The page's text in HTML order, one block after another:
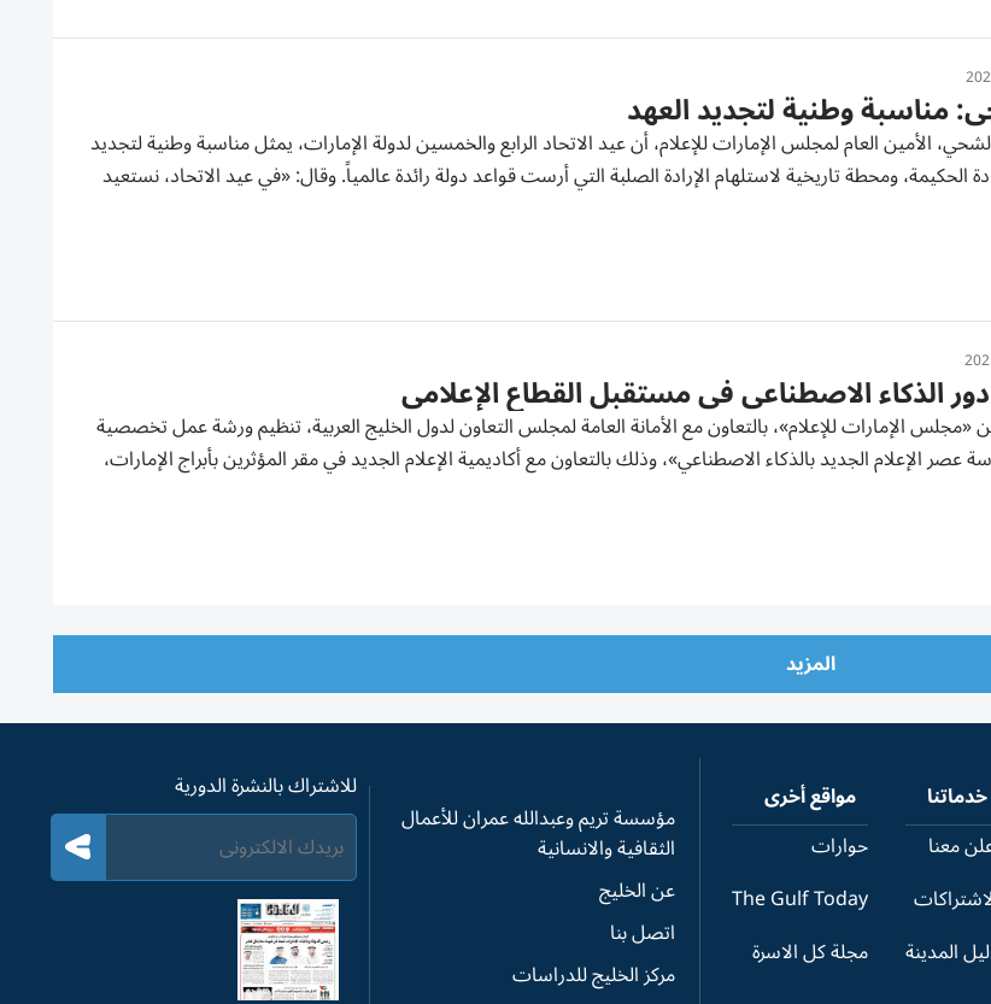
مناسبة وطنية لتجديد العهد
الأمين العام لمجلس الإمارات للإعلام، أن عيد الاتحاد الرابع والخمسين لدولة الإمارات، يمثل مناسبة وطنية لتجديد
الحكيمة، ومحطة تاريخية لاستلهام الإرادة الصلبة التي أرست قواعد دولة رائدة عالمياً. وقال: «في عيد الاتحاد، نستعيد
الذكاء الاصطناعي في مستقبل القطاع الإعلامي
«مجلس الإمارات للإعلام»، بالتعاون مع الأمانة العامة لمجلس التعاون لدول الخليج العربية، تنظيم ورشة عمل تخصصية
الإعلام الجديد بالذكاء الاصطناعي»، وذلك بالتعاون مع أكاديمية الإعلام الجديد في مقر المؤثرين بأبراج الإمارات،
المزيد
خدماتنا
معنا
المدينة
مواقع أخرى
حوارات
The Gulf Today
مجلة كل الاسرة
مؤسسة تريم وعبدالله عمران للأعمال
الثقافية والانسانية
عن الخليج
اتصل بنا
مركز الخليج للدراسات
للاشتراك بالنشرة الدورية